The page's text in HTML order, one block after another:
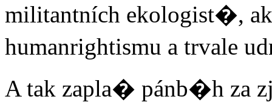
militantních ekologist�,
humanrightismu a trvale
A tak zapla� pánb�h za